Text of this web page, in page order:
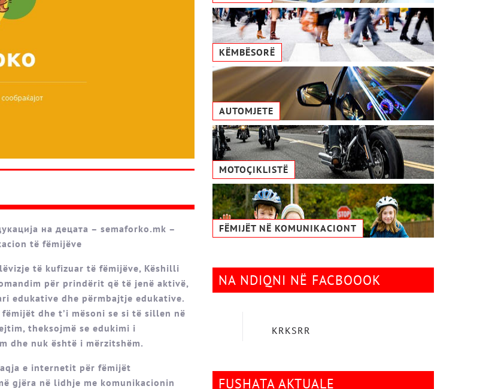
на децата – semaforko.mk –
të fëmijëve
të kufizuar të fëmijëve, Këshilli
për prindërit që të jenë aktivë,
edukative dhe përmbajtje edukative.
dhe t’i mësoni se si të sillen në
theksojmë se edukimi i
dhe nuk është i mërzitshëm.
e internetit për fëmijët
gjëra në lidhje me komunikacionin
KËMBËSORË
AUTOMJETE
MOTOÇIKLISTË
FËMIJËT NË KOMUNIKACIONТ
NA NDIQNI NË FACBOOOK
KRKSRR
FUSHATA AKTUALE